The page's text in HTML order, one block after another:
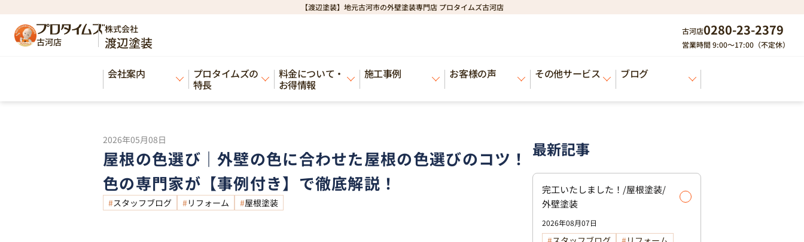
【渡辺塗装】地元古河市の外壁塗装専門店 プロタイムズ古河店
古河店
株式会社
渡辺塗装
古河店0280-23-2379
営業時間 9:00～17:00（不定休）
会社案内 プロタイムズの
特長
料金について・
お得情報
施工事例 お客様の声 その他サービス ブログ
HOME>ブログ>屋根の色選び｜外壁の色に合わせた屋根の色選びのコツ！色の専門家が【事例付き】で徹底解説！
ブログ
2026年05月08日
屋根の色選び｜外壁の色に合わせた屋根の色選びのコツ！
色の専門家が【事例付き】で徹底解説！
スタッフブログ リフォーム 屋根塗装
最新記事
完工いたしました！/屋根塗装/
外壁塗装
2026年08月07日